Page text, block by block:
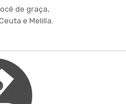
de graça,
e Melilla.